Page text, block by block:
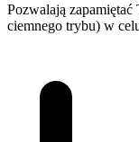
Pozwalają
ciemnego trybu) w